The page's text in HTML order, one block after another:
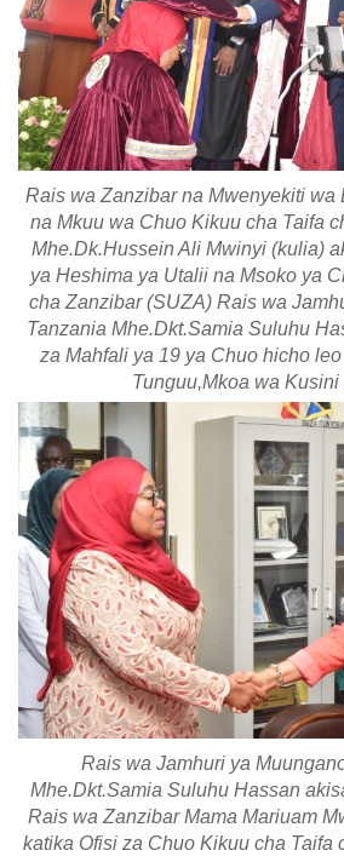
Rais wa Zanzibar na Mwenyekiti wa
na Mkuu wa Chuo Kikuu cha Taifa
Mhe.Dk.Hussein Ali Mwinyi (kulia)
ya Heshima ya Utalii na Msoko ya
cha Zanzibar (SUZA) Rais wa
Tanzania Mhe.Dkt.Samia Suluhu
za Mahfali ya 19 ya Chuo hicho
Tunguu,Mkoa wa Kusini
Rais wa Jamhuri ya
Mhe.Dkt.Samia Suluhu Hassan
Rais wa Zanzibar Mama Mariuam
katika Ofisi za Chuo Kikuu cha Taifa